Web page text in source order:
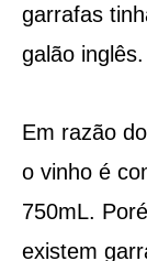
garrafas
galão inglês.
Em razão
o vinho é
750mL.
existem